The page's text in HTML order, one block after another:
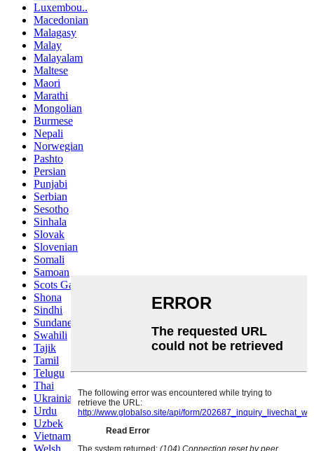
Luxembou..
Macedonian
Malagasy
Malay
Malayalam
Maltese
Maori
Marathi
Mongolian
Burmese
Nepali
Norwegian
Pashto
Persian
Punjabi
Serbian
Sesotho
Sinhala
Slovak
Slovenian
Somali
Samoan
Scots Gaelic
Shona
Sindhi
Sundanese
Swahili
Tajik
Tamil
Telugu
Thai
Ukrainian
Urdu
Uzbek
Vietnamese
Welsh